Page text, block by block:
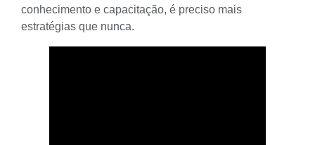
conhecimento e capacitação, é preciso mais
estratégias que nunca.